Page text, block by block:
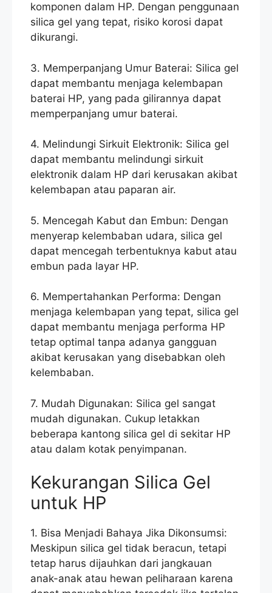
komponen dalam HP. Dengan penggunaan
silica gel yang tepat, risiko korosi dapat
dikurangi.
3. Memperpanjang Umur Baterai: Silica gel
dapat membantu menjaga kelembapan
baterai HP, yang pada gilirannya dapat
memperpanjang umur baterai.
4. Melindungi Sirkuit Elektronik: Silica gel
dapat membantu melindungi sirkuit
elektronik dalam HP dari kerusakan akibat
kelembapan atau paparan air.
5. Mencegah Kabut dan Embun: Dengan
menyerap kelembaban udara, silica gel
dapat mencegah terbentuknya kabut atau
embun pada layar HP.
6. Mempertahankan Performa: Dengan
menjaga kelembapan yang tepat, silica gel
dapat membantu menjaga performa HP
tetap optimal tanpa adanya gangguan
akibat kerusakan yang disebabkan oleh
kelembaban.
7. Mudah Digunakan: Silica gel sangat
mudah digunakan. Cukup letakkan
beberapa kantong silica gel di sekitar HP
atau dalam kotak penyimpanan.
Kekurangan Silica Gel
untuk HP
1. Bisa Menjadi Bahaya Jika Dikonsumsi:
Meskipun silica gel tidak beracun, tetapi
tetap harus dijauhkan dari jangkauan
anak-anak atau hewan peliharaan karena